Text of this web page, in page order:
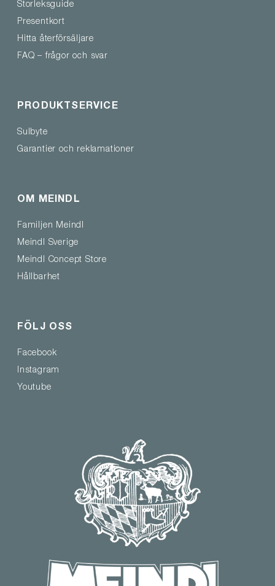
Storleksguide
Presentkort
Hitta återförsäljare
FAQ – frågor och svar
PRODUKTSERVICE
Sulbyte
Garantier och reklamationer
OM MEINDL
Familjen Meindl
Meindl Sverige
Meindl Concept Store
Hållbarhet
FÖLJ OSS
Facebook
Instagram
Youtube